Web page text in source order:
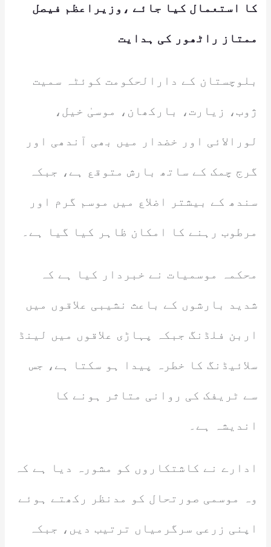
کا استعمال کیا جائے ،وزیراعظم فیصل
ممتاز راٹھور کی ہدایت
بلوچستان کے دارالحکومت کوئٹہ سمیت
ژوب، زیارت، بارکھان، موسیٰ خیل،
لورالائی اور خضدار میں بھی آندھی اور
گرج چمک کے ساتھ بارش متوقع ہے، جبکہ
سندھ کے بیشتر اضلاع میں موسم گرم اور
مرطوب رہنے کا امکان ظاہر کیا گیا ہے۔
محکمہ موسمیات نے خبردار کیا ہے کہ
شدید بارشوں کے باعث نشیبی علاقوں میں
اربن فلڈنگ جبکہ پہاڑی علاقوں میں لینڈ
سلائیڈنگ کا خطرہ پیدا ہو سکتا ہے، جس
سے ٹریفک کی روانی متاثر ہونے کا
اندیشہ ہے۔
ادارے نے کاشتکاروں کو مشورہ دیا ہے کہ
وہ موسمی صورتحال کو مدنظر رکھتے ہوئے
اپنی زرعی سرگرمیاں ترتیب دیں، جبکہ